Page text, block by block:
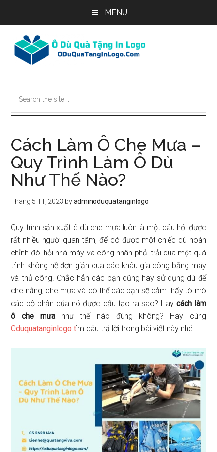
content
sidebar
MENU
the
site
Cách Làm Ô Che Mưa –
Quy Trình Làm Ô Dù
Như Thế Nào?
Tháng 5 11, 2023 byadminoduquatanginlogo
Quy trình sản xuất ô dù che mưa luôn là một câu hỏi được
rất nhiều người quan tâm, để có được một chiếc dù hoàn
chỉnh đòi hỏi nhà máy và công nhân phải trải qua một quá
trình không hề đơn giản qua các khâu gia công bằng máy
và thủ công. Chắc hẳn các bạn cũng hay sử dụng dù để
che nắng, che mưa và có thể các bạn sẽ cảm thấy tò mò
các bộ phận của nó được cấu tạo ra sao? Hay cách làm
ô che mưanhư thế nào đúng không? Hãy cùng
Oduquatanginlogo tìm câu trả lời trong bài viết này nhé.